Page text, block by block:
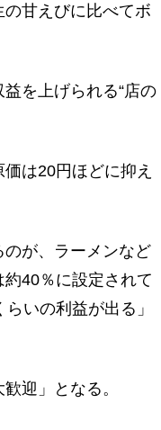
甘えびに比べてボ
を上げられる“店の
は20円ほどに抑え
が、ラーメンなど
40％に設定されて
いの利益が出る」
迎」となる。